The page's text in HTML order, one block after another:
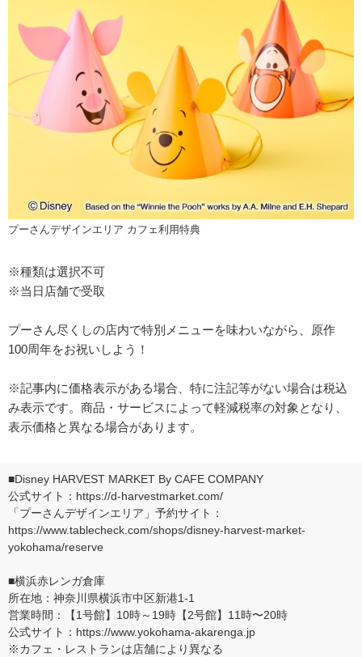
プーさんデザインエリア カフェ利用特典
※種類は選択不可
※当日店舗で受取
プーさん尽くしの店内で特別メニューを味わいながら、原作
100周年をお祝いしよう！
※記事内に価格表示がある場合、特に注記等がない場合は税込
み表示です。商品・サービスによって軽減税率の対象となり、
表示価格と異なる場合があります。
■Disney HARVEST MARKET By CAFE COMPANY
公式サイト： https://d-harvestmarket.com/
「プーさんデザインエリア」予約サイト：
https://www.tablecheck.com/shops/disney-harvest-market-
yokohama/reserve
■横浜赤レンガ倉庫
所在地：神奈川県横浜市中区新港1-1
営業時間：【1号館】10時～19時【2号館】11時〜20時
公式サイト： https://www.yokohama-akarenga.jp
※カフェ・レストランは店舗により異なる